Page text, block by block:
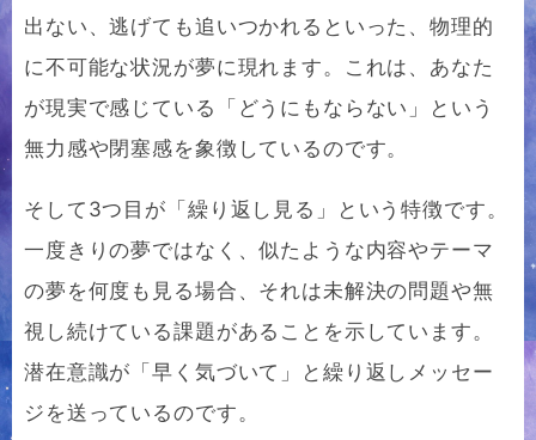
出ない、逃げても追いつかれるといった、物理的
に不可能な状況が夢に現れます。これは、あなた
が現実で感じている「どうにもならない」という
無力感や閉塞感を象徴しているのです。
そして3つ目が「繰り返し見る」という特徴です。
一度きりの夢ではなく、似たような内容やテーマ
の夢を何度も見る場合、それは未解決の問題や無
視し続けている課題があることを示しています。
潜在意識が「早く気づいて」と繰り返しメッセー
ジを送っているのです。